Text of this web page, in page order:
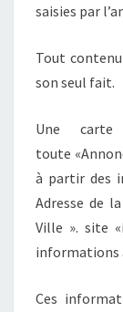
saisies par
Tout
son seul fait.
Une
toute
à partir des
Adresse de
Ville ». site
informations
Ces